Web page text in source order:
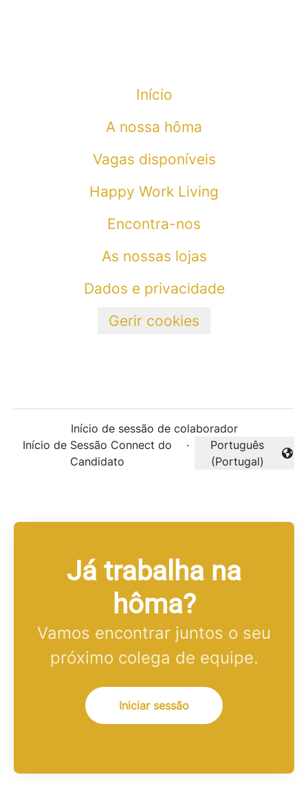
Início
A nossa hôma
Vagas disponíveis
Happy Work Living
Encontra-nos
As nossas lojas
Dados e privacidade
Gerir cookies
Início de sessão de colaborador
Início de Sessão Connect do
Candidato
·
Alterar idioma
Português
(Portugal)
Já trabalha na
hôma?
Vamos encontrar juntos o seu
próximo colega de equipe.
Iniciar sessão